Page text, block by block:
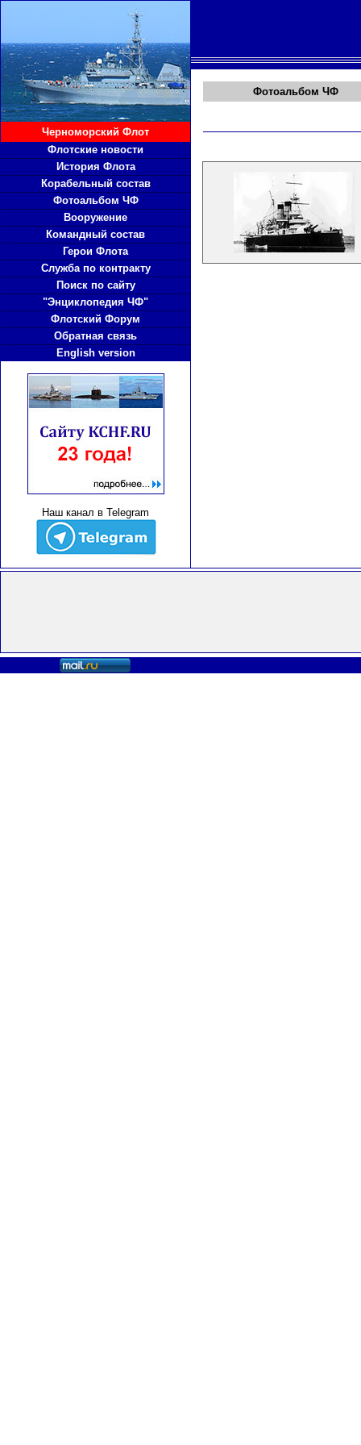
Черноморский Флот
Флотские новости
История Флота
Корабельный состав
Фотоальбом ЧФ
Вооружение
Командный состав
Герои Флота
Служба по контракту
Поиск по сайту
"Энциклопедия ЧФ"
Флотский Форум
Обратная связь
English version
Наш канал в Telegram
Фотоальбом ЧФ